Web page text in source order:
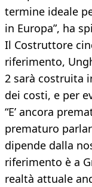
termine ideale
in Europa”, ha
Il Costruttore
riferimento,
2 sarà costruita
dei costi, e per
“E’ ancora
prematuro
dipende dalla
riferimento è a
realtà attuale